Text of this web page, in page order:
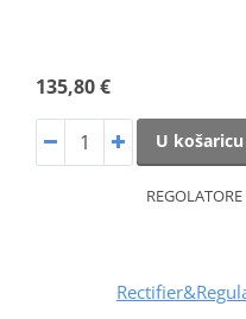
135,80 €
U košaricu